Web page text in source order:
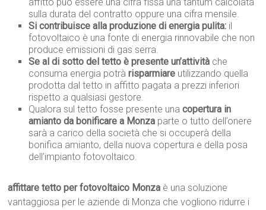
sulla durata del contratto oppure una cifra mensile.
Si contribuisce alla produzione di energia pulita: il
fotovoltaico è una fonte di energia rinnovabile che non
produce emissioni di gas serra.
Se al di sotto del tetto è presente un’attività che
consuma energia potràrisparmiare utilizzando quella
prodotta dal tetto in affitto pagata a prezzi inferiori
rispetto a qualsiasi gestore.
Qualora sul tetto fosse presente unacopertura in
amianto da bonificare a Monza parte o tutto dell’onere
sarà a carico della società che si occuperà della
bonifica amianto, della nuova copertura e della posa
dell’impianto fotovoltaico.
affittare tetto per fotovoltaico Monza è una soluzione
vantaggiosa per le aziende di Monza che vogliono ridurre i